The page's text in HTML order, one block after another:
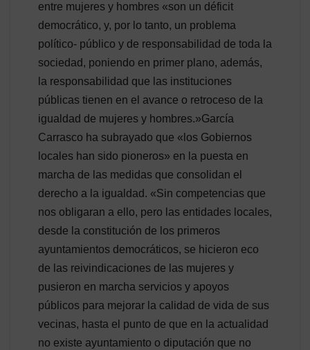
entre mujeres y hombres «son un déficit
democrático, y, por lo tanto, un problema
político- público y de responsabilidad de toda la
sociedad, poniendo en primer plano, además,
la responsabilidad que las instituciones
públicas tienen en el avance o retroceso de la
igualdad de mujeres y hombres.»García
Carrasco ha subrayado que «los Gobiernos
locales han sido pioneros» en la puesta en
marcha de las medidas que consolidan el
derecho a la igualdad. «Sin competencias que
nos obligaran a ello, pero las entidades locales,
desde la constitución de los primeros
ayuntamientos democráticos, se hicieron eco
de las reivindicaciones de las mujeres y
pusieron en marcha servicios y apoyos
públicos para mejorar la calidad de vida de sus
vecinas, hasta el punto de que en la actualidad
no existe ayuntamiento o diputación que no